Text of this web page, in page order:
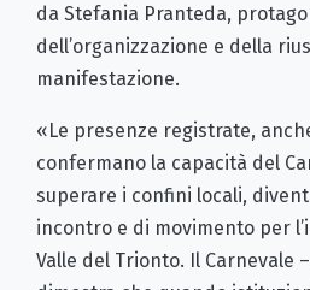
da Stefania Pranteda,
dell’organizzazione e della
manifestazione.
«Le presenze registrate,
confermano la capacità del
superare i confini locali,
incontro e di movimento per
Valle del Trionto. Il Carnevale